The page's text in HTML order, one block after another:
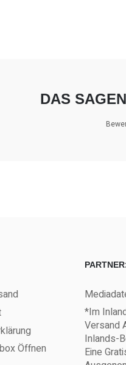
DAS
Öffnen
*Im
Versand
Inlands-
Eine